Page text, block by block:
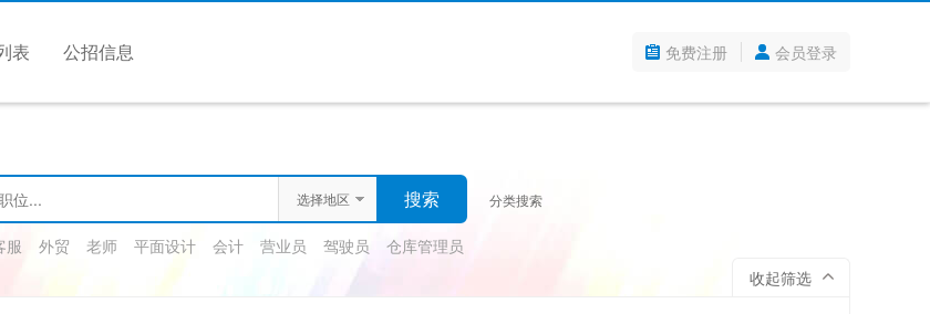
表 公招信息 免费注册 会员登录
选择地区
分类搜索
服 外贸 老师 平面设计 会计 营业员 驾驶员
仓库管理员
收起筛选